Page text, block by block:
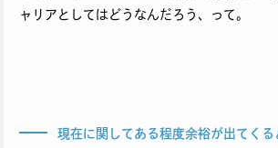
ャリアとしてはどうなんだろう、って。
現在に関してある程度余裕が出てくる